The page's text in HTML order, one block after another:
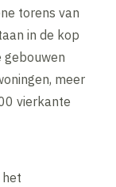
torens van
in de kop
gebouwen
meer
vierkante